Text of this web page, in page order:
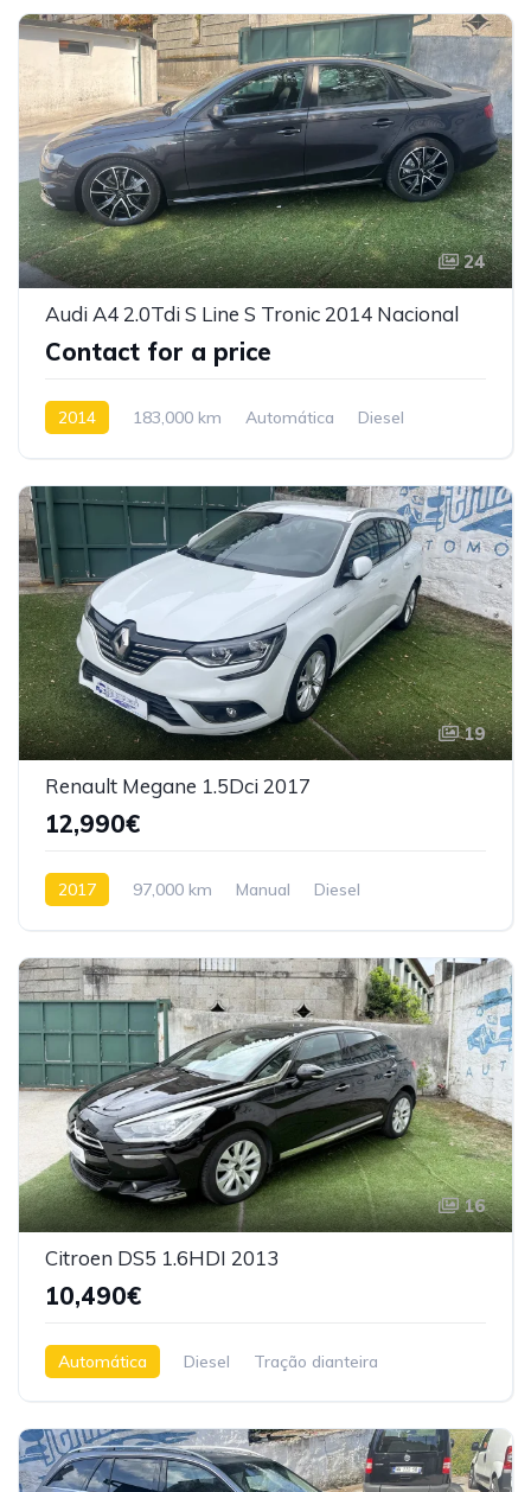
24
Audi A4 2.0Tdi S Line S Tronic 2014 Nacional
Contact for a price
2014 183,000 km Automática
Diesel
19
Renault Megane 1.5Dci 2017
12,990€
2017 97,000 km Manual
Diesel
16
Citroen DS5 1.6HDI 2013
10,490€
Automática Diesel Tração dianteira